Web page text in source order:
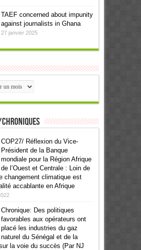
TAEF concerned about impunity
against journalists in Ghana
27 janvier 2025
COP27/ Réflexion du Vice-
Président de la Banque
mondiale pour la Région Afrique
de l’Ouest et Centrale : Loin de
changement climatique est
accablante en Afrique
Chronique: Des politiques
favorables aux opérateurs ont
placé les industries du gaz
naturel du Sénégal et de la
la voie du succès (Par NJ